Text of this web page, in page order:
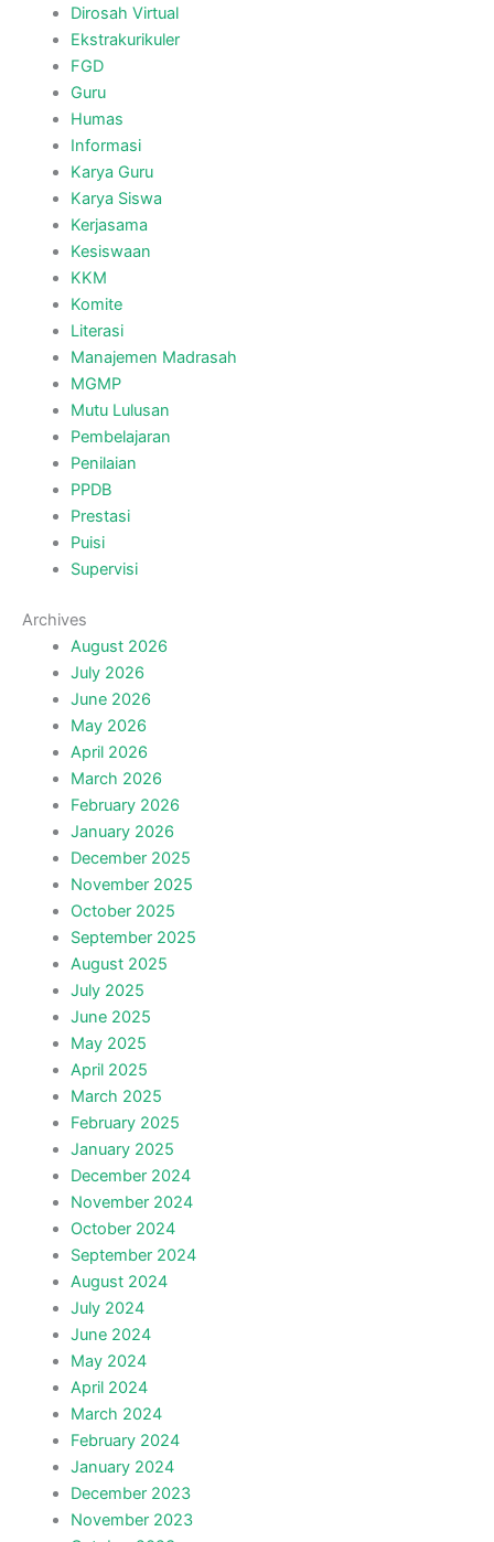
Dirosah Virtual
Ekstrakurikuler
FGD
Guru
Humas
Informasi
Karya Guru
Karya Siswa
Kerjasama
Kesiswaan
KKM
Komite
Literasi
Manajemen Madrasah
MGMP
Mutu Lulusan
Pembelajaran
Penilaian
PPDB
Prestasi
Puisi
Supervisi
Archives
August 2026
July 2026
June 2026
May 2026
April 2026
March 2026
February 2026
January 2026
December 2025
November 2025
October 2025
September 2025
August 2025
July 2025
June 2025
May 2025
April 2025
March 2025
February 2025
January 2025
December 2024
November 2024
October 2024
September 2024
August 2024
July 2024
June 2024
May 2024
April 2024
March 2024
February 2024
January 2024
December 2023
November 2023